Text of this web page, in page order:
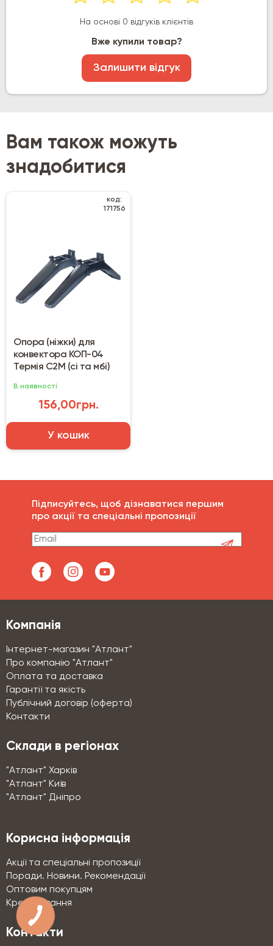
На основі 0 відгуків клієнтів
Вже купили товар?
Залишити відгук
Вам також можуть
знадобитися
код:
171756
Опора (ніжки) для
конвектора КОП-04
Термія С2М (сі та мбі)
В наявності
156,00грн.
У кошик
Підписуйтесь, щоб дізнаватися першим
про акції та спеціальні пропозиції
Компанія
Інтернет-магазин "Атлант"
Про компанію "Атлант"
Оплата та доставка
Гарантії та якість
Публічний договір (оферта)
Контакти
Склади в регіонах
"Атлант" Харків
"Атлант" Київ
"Атлант" Дніпро
Корисна інформація
Акції та спеціальні пропозиції
Поради. Новини. Рекомендації
Оптовим покупцям
Кредитування
Контакти
КНОПКА
СВЯЗИ